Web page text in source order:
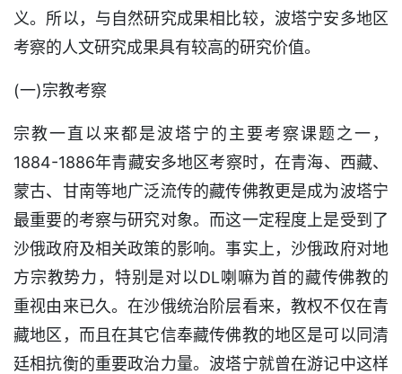
义。所以，与自然研究成果相比较，波塔宁安多地区
考察的人文研究成果具有较高的研究价值。
(一)宗教考察
宗教一直以来都是波塔宁的主要考察课题之一，
1884-1886年青藏安多地区考察时，在青海、西藏、
蒙古、甘南等地广泛流传的藏传佛教更是成为波塔宁
最重要的考察与研究对象。而这一定程度上是受到了
沙俄政府及相关政策的影响。事实上，沙俄政府对地
方宗教势力，特别是对以DL喇嘛为首的藏传佛教的
重视由来已久。在沙俄统治阶层看来，教权不仅在青
藏地区，而且在其它信奉藏传佛教的地区是可以同清
廷相抗衡的重要政治力量。波塔宁就曾在游记中这样